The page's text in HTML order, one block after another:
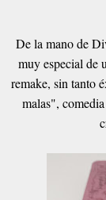
De la mano de
muy especial de
remake, sin tanto
malas",